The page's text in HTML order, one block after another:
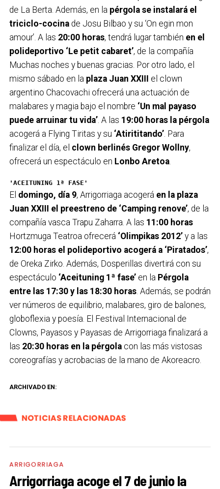
de La Berta. Además, en la pérgola se instalará el
triciclo-cocina de Josu Bilbao y su ‘On egin mon
amour’. A las 20:00 horas, tendrá lugar también en el
polideportivo ‘Le petit cabaret’, de la compañía
Muchas noches y buenas gracias. Por otro lado, el
mismo sábado en la plaza Juan XXIII el clown
argentino Chacovachi ofrecerá una actuación de
malabares y magia bajo el nombre ‘Un mal payaso
puede arruinar tu vida’. A las 19:00 horas la pérgola
acogerá a Flying Tiritas y su ‘Atirititando’. Para
finalizar el día, el clown berlinés Gregor Wollny,
ofrecerá un espectáculo en Lonbo Aretoa.
'ACEITUNING 1ª FASE'
El domingo, día 9, Arrigorriaga acogerá en la plaza
Juan XXIII el preestreno de ‘Camping renove’, de la
compañía vasca Trapu Zaharra. A las 11:00 horas
Hortzmuga Teatroa ofrecerá ‘Olimpikas 2012’ y a las
12:00 horas el polideportivo acogerá a ‘Piratados’,
de Oreka Zirko. Además, Dosperillas divertirá con su
espectáculo ‘Aceituning 1ª fase’en la Pérgola
entre las 17:30 y las 18:30 horas. Además, se podrán
ver números de equilibrio, malabares, giro de balones,
globoflexia y poesía. El Festival Internacional de
Clowns, Payasos y Payasas de Arrigorriaga finalizará a
las 20:30 horas en la pérgolacon las más vistosas
coreografías y acrobacias de la mano de Akoreacro.
ARCHIVADO EN:
NOTICIAS RELACIONADAS
ARRIGORRIAGA
Arrigorriaga acoge el 7 de junio la